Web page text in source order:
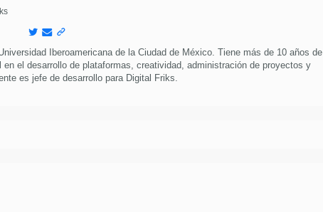
Iberoamericana de la Ciudad de México. Tiene más de 10 años de
en el desarrollo de plataformas, creatividad, administración de proyectos y
es jefe de desarrollo para Digital Friks.